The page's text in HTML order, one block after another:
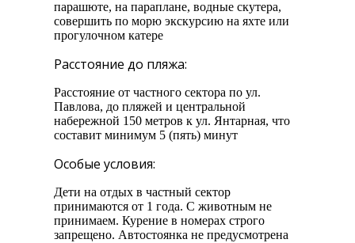
парашюте, на параплане, водные скутера,
совершить по морю экскурсию на яхте или
прогулочном катере
Расстояние до пляжа:
Расстояние от частного сектора по ул.
Павлова, до пляжей и центральной
набережной 150 метров к ул. Янтарная, что
составит минимум 5 (пять) минут
Особые условия:
Дети на отдых в частный сектор
принимаются от 1 года. С животным не
принимаем. Курение в номерах строго
запрещено. Автостоянка не предусмотрена